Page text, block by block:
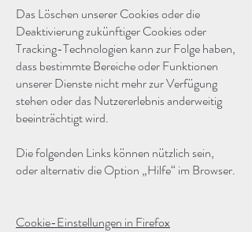
Das Löschen unserer Cookies oder die
Deaktivierung zukünftiger Cookies oder
Tracking-Technologien kann zur Folge haben,
dass bestimmte Bereiche oder Funktionen
unserer Dienste nicht mehr zur Verfügung
stehen oder das Nutzererlebnis anderweitig
beeinträchtigt wird.
Die folgenden Links können nützlich sein,
oder alternativ die Option „Hilfe“ im Browser.
Cookie-Einstellungen in Firefox